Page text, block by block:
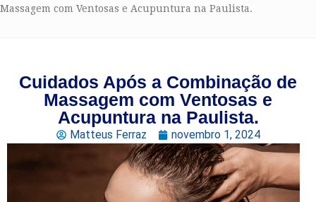
Massagem com Ventosas e Acupuntura na Paulista.
Cuidados Após a Combinação de
Massagem com Ventosas e
Acupuntura na Paulista.
Matteus Ferraz novembro 1, 2024